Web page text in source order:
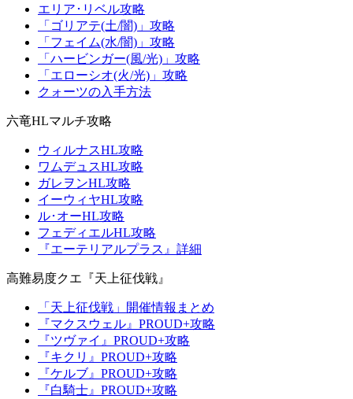
エリア･リベル攻略
「ゴリアテ(土/闇)」攻略
「フェイム(水/闇)」攻略
「ハービンガー(風/光)」攻略
「エローシオ(火/光)」攻略
クォーツの入手方法
六竜HLマルチ攻略
ウィルナスHL攻略
ワムデュスHL攻略
ガレヲンHL攻略
イーウィヤHL攻略
ル･オーHL攻略
フェディエルHL攻略
『エーテリアルプラス』詳細
高難易度クエ『天上征伐戦』
「天上征伐戦」開催情報まとめ
『マクスウェル』PROUD+攻略
『ツヴァイ』PROUD+攻略
『キクリ』PROUD+攻略
『ケルブ』PROUD+攻略
『白騎士』PROUD+攻略